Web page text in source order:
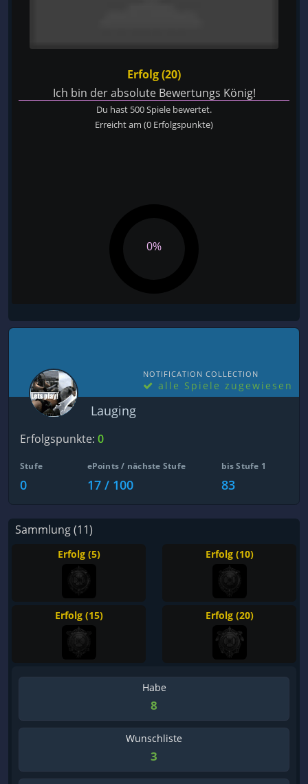
Erfolg (20)
Ich bin der absolute Bewertungs König!
Du hast 500 Spiele bewertet.
Erreicht am (0 Erfolgspunkte)
0%
NOTIFICATION COLLECTION
alle Spiele zugewiesen
Lauging
Erfolgspunkte: 0
Stufe
0
ePoints / nächste Stufe
17 / 100
bis Stufe 1
83
Sammlung (11)
Erfolg (5) Erfolg (10)
Erfolg (15) Erfolg (20)
Habe
8
Wunschliste
3